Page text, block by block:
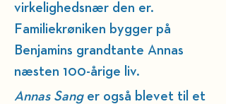
virkelighedsnær den er.
Familiekrøniken bygger på
Benjamins grandtante Annas
næsten 100-årige liv.
Annas Sang er også blevet til et